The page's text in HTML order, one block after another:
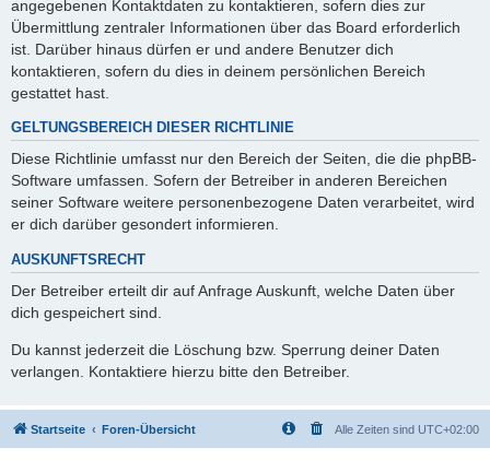
angegebenen Kontaktdaten zu kontaktieren, sofern dies zur
Übermittlung zentraler Informationen über das Board erforderlich
ist. Darüber hinaus dürfen er und andere Benutzer dich
kontaktieren, sofern du dies in deinem persönlichen Bereich
gestattet hast.
GELTUNGSBEREICH DIESER RICHTLINIE
Diese Richtlinie umfasst nur den Bereich der Seiten, die die phpBB-
Software umfassen. Sofern der Betreiber in anderen Bereichen
seiner Software weitere personenbezogene Daten verarbeitet, wird
er dich darüber gesondert informieren.
AUSKUNFTSRECHT
Der Betreiber erteilt dir auf Anfrage Auskunft, welche Daten über
dich gespeichert sind.
Du kannst jederzeit die Löschung bzw. Sperrung deiner Daten
verlangen. Kontaktiere hierzu bitte den Betreiber.
Startseite Foren-Übersicht Alle Zeiten sind UTC+02:00